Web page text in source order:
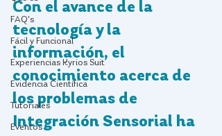
FAQ's
Fácil y Funcional
Experiencias Kyrios Suit
Evidencia Científica
Tutoriales
Eventos
Con el avance de la
tecnología y la
información, el
conocimiento acerca de
los problemas de
Integración Sensorial ha